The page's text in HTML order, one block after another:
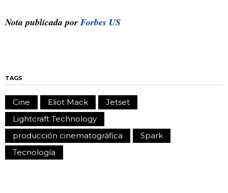
Nota publicada porForbes US
TAGS
Cine Eliot Mack
Jetset
Lightcraft Technology
producción cinematográfica
Spark
Tecnología